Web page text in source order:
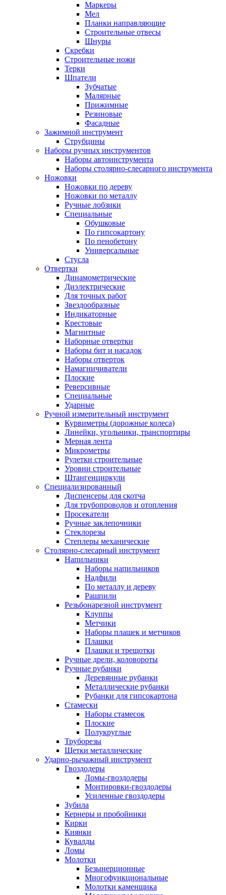
Маркеры
Мел
Планки направляющие
Строительные отвесы
Шнуры
Скребки
Строительные ножи
Терки
Шпатели
Зубчатые
Малярные
Прижимные
Резиновые
Фасадные
Зажимной инструмент
Струбцины
Наборы ручных инструментов
Наборы автоинструмента
Наборы столярно-слесарного инструмента
Ножовки
Ножовки по дереву
Ножовки по металлу
Ручные лобзики
Специальные
Обушковые
По гипсокартону
По пенобетону
Универсальные
Стусла
Отвертки
Динамометрические
Диэлектрические
Для точных работ
Звездообразные
Индикаторные
Крестовые
Магнитные
Наборные отвертки
Наборы бит и насадок
Наборы отверток
Намагничиватели
Плоские
Реверсивные
Специальные
Ударные
Ручной измерительный инструмент
Курвиметры (дорожные колеса)
Линейки, угольники, транспортиры
Мерная лента
Микрометры
Рулетки строительные
Уровни строительные
Штангенциркули
Специализированный
Диспенсеры для скотча
Для трубопроводов и отопления
Просекатели
Ручные заклепочники
Стеклорезы
Степлеры механические
Столярно-слесарный инструмент
Напильники
Наборы напильников
Надфили
По металлу и дереву
Рашпили
Резьбонарезной инструмент
Клуппы
Метчики
Наборы плашек и метчиков
Плашки
Плашки и трещотки
Ручные дрели, коловороты
Ручные рубанки
Деревянные рубанки
Металлические рубанки
Рубанки для гипсокартона
Стамески
Наборы стамесок
Плоские
Полукруглые
Труборезы
Щетки металлические
Ударно-рычажный инструмент
Гвоздодеры
Ломы-гвоздодеры
Монтировки-гвоздодеры
Усиленные гвоздодеры
Зубила
Кернеры и пробойники
Кирки
Киянки
Кувалды
Ломы
Молотки
Безынерционные
Многофункциональные
Молотки каменщика